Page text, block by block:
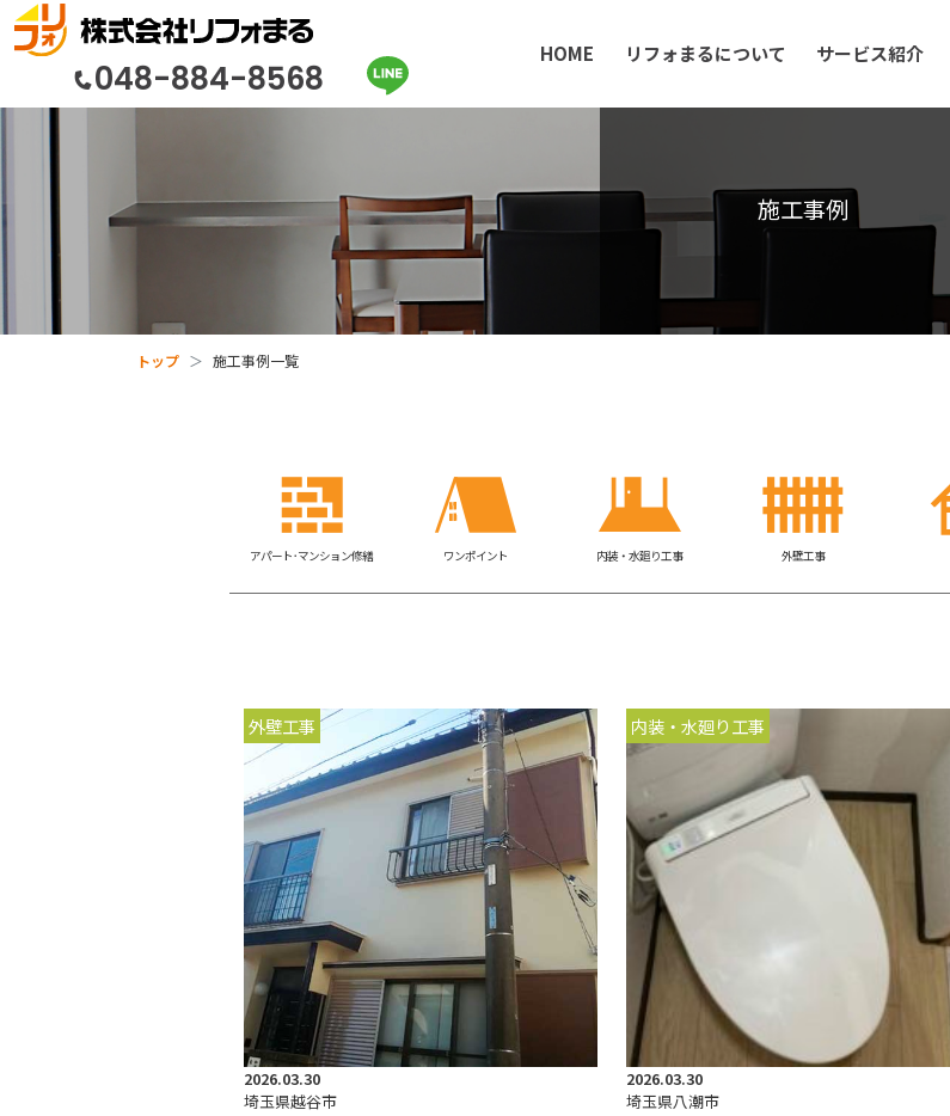
048-884-8568
HOME リフォまるについて サービス紹介
施工事例
トップ 施工事例一覧
アパート･マンション修繕 ワンポイント 内装・水廻り工事 外壁工事
外壁工事
2026.03.30
埼玉県越谷市
内装・水廻り工事
2026.03.30
埼玉県八潮市